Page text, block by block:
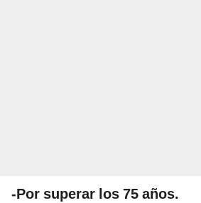
-Por superar los 75 años.